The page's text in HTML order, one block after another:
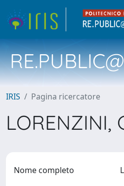
IRIS Pagina ricercatore
LORENZINI,
Nome completo